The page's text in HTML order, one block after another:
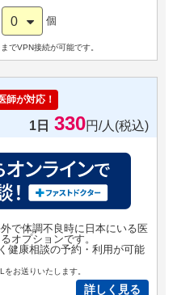
0 個
でVPN接続が可能です。
師が対応！
1日 330円/人(税込)
で体調不良時に日本にいる医
オプションです。
健康相談の予約・利用が可能
お送りいたします。
詳しく見る